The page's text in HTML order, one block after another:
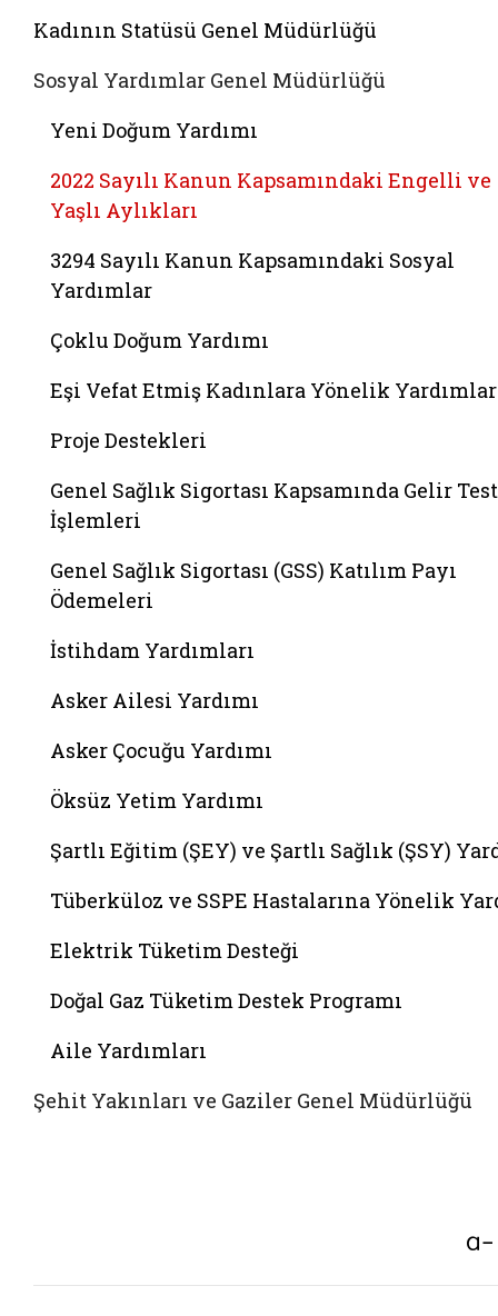
Kadının Statüsü Genel Müdürlüğü
Sosyal Yardımlar Genel Müdürlüğü
Yeni Doğum Yardımı
2022 Sayılı Kanun Kapsamındaki Engelli ve
Yaşlı Aylıkları
3294 Sayılı Kanun Kapsamındaki Sosyal
Yardımlar
Çoklu Doğum Yardımı
Eşi Vefat Etmiş Kadınlara Yönelik Yardımlar
Proje Destekleri
Genel Sağlık Sigortası Kapsamında Gelir
İşlemleri
Genel Sağlık Sigortası (GSS) Katılım Payı
Ödemeleri
İstihdam Yardımları
Asker Ailesi Yardımı
Asker Çocuğu Yardımı
Öksüz Yetim Yardımı
Şartlı Eğitim (ŞEY) ve Şartlı Sağlık (ŞSY)
Tüberküloz ve SSPE Hastalarına Yönelik
Elektrik Tüketim Desteği
Doğal Gaz Tüketim Destek Programı
Aile Yardımları
Şehit Yakınları ve Gaziler Genel Müdürlüğü